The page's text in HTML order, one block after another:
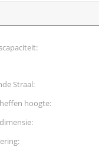
Straal:
hoogte: